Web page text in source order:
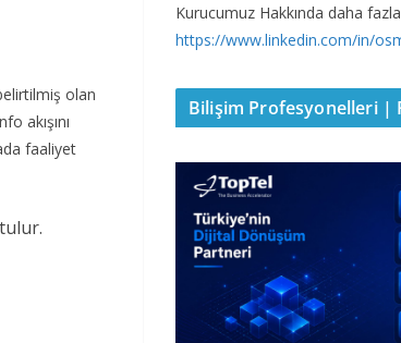
olan
akışını
faaliyet
Kurucumuz Hakkında daha
https://www.linkedin.com/in/
Bilişim Profesyonelleri |